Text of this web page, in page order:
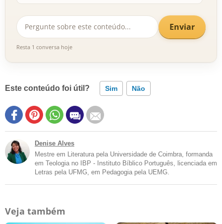
Enviar
Resta 1 conversa hoje
Este conteúdo foi útil? Sim Não
Denise Alves
Mestre em Literatura pela Universidade de Coimbra, formanda
em Teologia no IBP - Instituto Bíblico Português, licenciada em
Letras pela UFMG, em Pedagogia pela UEMG.
Veja também